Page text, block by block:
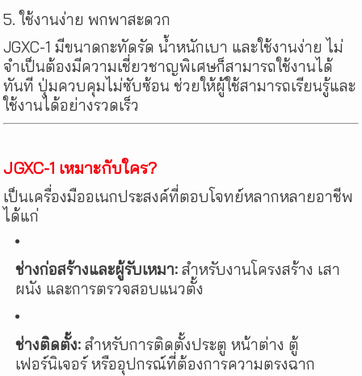
5. ใช้งานง่าย พกพาสะดวก
JGXC-1 มีขนาดกะทัดรัด น้ำหนักเบา และใช้งานง่าย ไม่
จำเป็นต้องมีความเชี่ยวชาญพิเศษก็สามารถใช้งานได้
ทันที ปุ่มควบคุมไม่ซับซ้อน ช่วยให้ผู้ใช้สามารถเรียนรู้และ
ใช้งานได้อย่างรวดเร็ว
JGXC-1 เหมาะกับใคร?
เป็นเครื่องมืออเนกประสงค์ที่ตอบโจทย์หลากหลายอาชีพ
ได้แก่
ช่างก่อสร้างและผู้รับเหมา: สำหรับงานโครงสร้าง เสา
ผนัง และการตรวจสอบแนวตั้ง
ช่างติดตั้ง: สำหรับการติดตั้งประตู หน้าต่าง ตู้
เฟอร์นิเจอร์ หรืออุปกรณ์ที่ต้องการความตรงฉาก